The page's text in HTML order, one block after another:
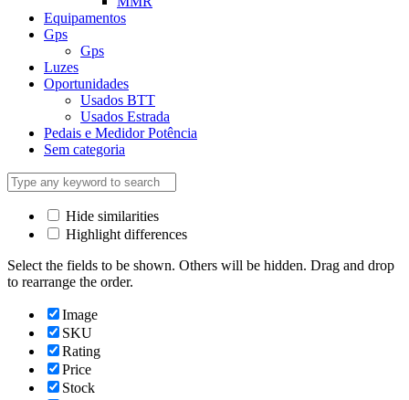
Equipamentos
Gps
Gps
Luzes
Oportunidades
Usados BTT
Usados Estrada
Pedais e Medidor Potência
Sem categoria
Hide similarities
Highlight differences
Select the fields to be shown. Others will be hidden. Drag and drop
to rearrange the order.
Image
SKU
Rating
Price
Stock